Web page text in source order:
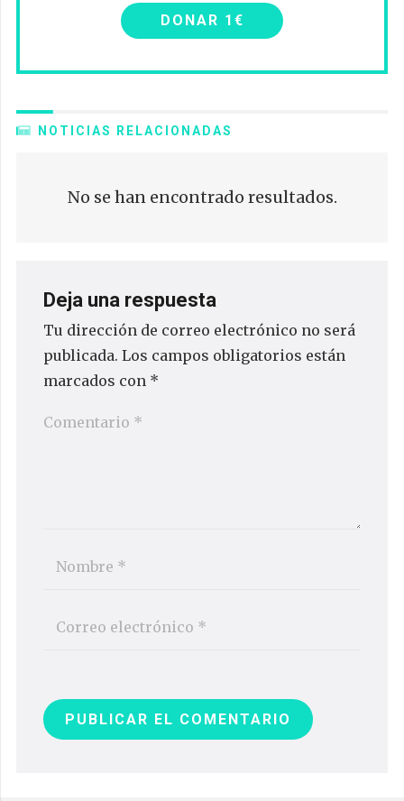
DONAR 1€
NOTICIAS RELACIONADAS
No se han encontrado resultados.
Deja una respuesta
Tu dirección de correo electrónico no será
publicada. Los campos obligatorios están
marcados con *
PUBLICAR EL COMENTARIO